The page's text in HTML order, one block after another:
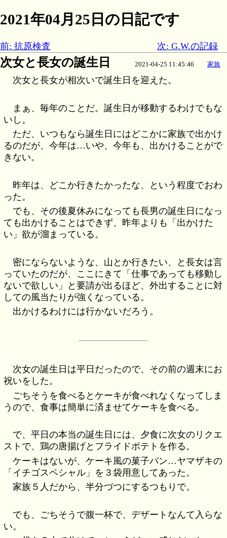
2021年04月25日の日記です
前: 抗原検査 次: G.W.の記録
次女と長女の誕生日 2021-04-25 11:45:46 家族
次女と長女が相次いで誕生日を迎えた。
まぁ、毎年のことだ。誕生日が移動するわけでもな
いし。
ただ、いつもなら誕生日にはどこかに家族で出かけ
るのだが、今年は…いや、今年も、出かけることがで
きない。
昨年は、どこか行きたかったな、という程度でおわ
った。
でも、その後夏休みになっても長男の誕生日になっ
ても出かけることはできず、昨年よりも「出かけた
い」欲が溜まっている。
密にならないような、山とか行きたい、と長女は言
っていたのだが、ここにきて「仕事であっても移動し
ないで欲しい」と要請が出るほど、外出することに対
しての風当たりが強くなっている。
出かけるわけには行かないだろう。
次女の誕生日は平日だったので、その前の週末にお
祝いをした。
ごちそうを食べるとケーキが食べれなくなってしま
うので、食事は簡単に済ませてケーキを食べる。
で、平日の本当の誕生日には、夕食に次女のリクエ
ストで、鶏の唐揚げとフライドポテトを作る。
ケーキはないが、ケーキ風の菓子パン…ヤマザキの
「イチゴスペシャル」を３袋用意してあった。
家族５人だから、半分づつにするつもりで。
でも、ごちそうで腹一杯で、デザートなんて入らな
い。